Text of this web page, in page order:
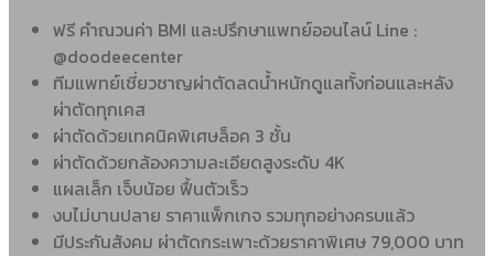
ฟรี คำณวนค่า BMI และปรึกษาแพทย์ออนไลน์ Line :
@doodeecenter
ทีมแพทย์เชี่ยวชาญผ่าตัดลดน้ำหนักดูแลทั้งก่อนและหลัง
ผ่าตัดทุกเคส
ผ่าตัดด้วยเทคนิคพิเศษล็อค 3 ชั้น
ผ่าตัดด้วยกล้องความละเอียดสูงระดับ 4K
แผลเล็ก เจ็บน้อย ฟื้นตัวเร็ว
งบไม่บานปลาย ราคาแพ็กเกจ รวมทุกอย่างครบแล้ว
มีประกันสังคม ผ่าตัดกระเพาะด้วยราคาพิเศษ 79,000 บาท